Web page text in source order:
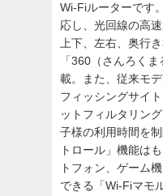
Wi-Fiルーターです
応し、光回線の高
上下、左右、奥行
「360（さんろく
載。また、従来モ
フィッシングサイ
ットフィルタリン
子様の利用時間を
トロール」機能は
トフォン、ゲーム
できる「Wi-Fiマモ